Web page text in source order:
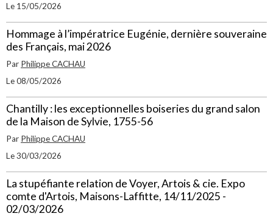
Le 15/05/2026
Hommage à l’impératrice Eugénie, dernière souveraine
des Français, mai 2026
Par Philippe CACHAU
Le 08/05/2026
Chantilly : les exceptionnelles boiseries du grand salon
de la Maison de Sylvie, 1755-56
Par Philippe CACHAU
Le 30/03/2026
La stupéfiante relation de Voyer, Artois & cie. Expo
comte d'Artois, Maisons-Laffitte, 14/11/2025 -
02/03/2026